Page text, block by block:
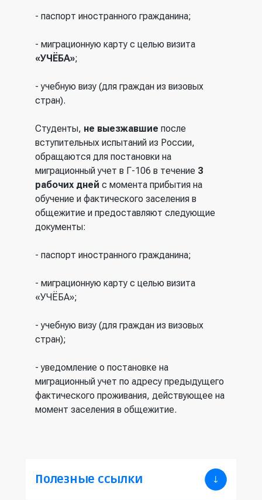
- паспорт иностранного гражданина;
- миграционную карту с целью визита
«УЧЁБА»;
- учебную визу (для граждан из визовых
стран).
Студенты, не выезжавшие после
вступительных испытаний из России,
обращаются для постановки на
миграционный учет в Г-106 в течение 3
рабочих дней с момента прибытия на
обучение и фактического заселения в
общежитие и предоставляют следующие
документы:
- паспорт иностранного гражданина;
- миграционную карту с целью визита
«УЧЁБА»;
- учебную визу (для граждан из визовых
стран);
- уведомление о постановке на
миграционный учет по адресу предыдущего
фактического проживания, действующее на
момент заселения в общежитие.
Полезные ссылки